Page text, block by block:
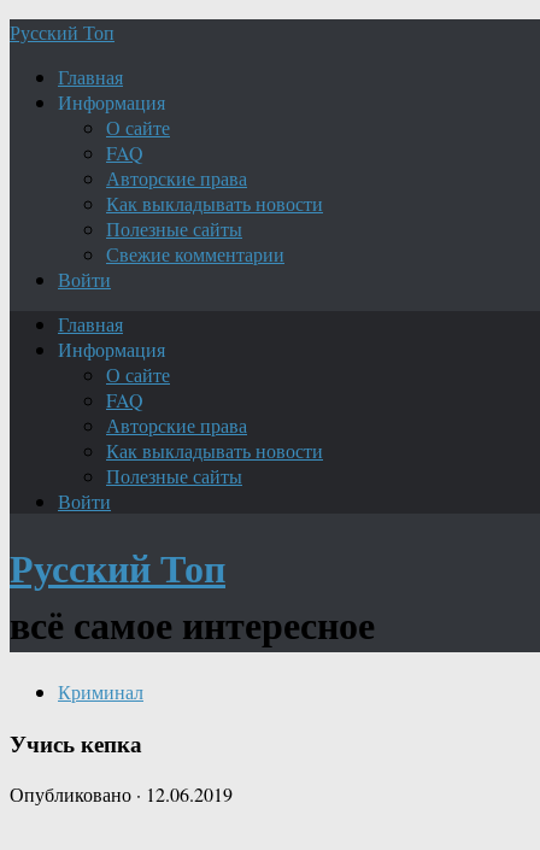
Русский Топ
Главная
Информация
О сайте
FAQ
Авторские права
Как выкладывать новости
Полезные сайты
Свежие комментарии
Войти
Главная
Информация
О сайте
FAQ
Авторские права
Как выкладывать новости
Полезные сайты
Войти
Русский Топ
всё самое интересное
Криминал
Учись кепка
Опубликовано · 12.06.2019